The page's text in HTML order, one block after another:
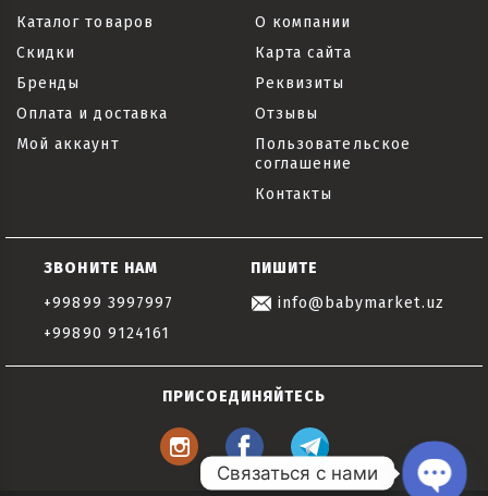
Каталог товаров
Скидки
Бренды
Оплата и доставка
Мой аккаунт
О компании
Карта сайта
Реквизиты
Отзывы
Пользовательское
соглашение
Контакты
ЗВОНИТЕ НАМ
+99899 3997997
+99890 9124161
ПИШИТЕ
info@babymarket.uz
ПРИСОЕДИНЯЙТЕСЬ
Связаться с нами